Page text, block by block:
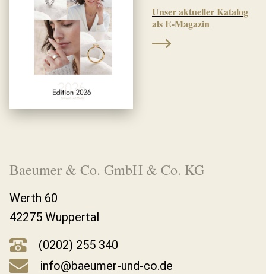
Unser aktueller Katalog
als E-Magazin
Baeumer & Co. GmbH & Co. KG
Werth 60
42275 Wuppertal
(0202) 255 340
info@baeumer-und-co.de